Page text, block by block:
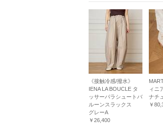
《接触冷感/撥水》
IENA LA BOUCLE タ
ッサーパラシュートバ
ルーンスラックス
グレーA
￥26,400
ィニ
ナチ
￥